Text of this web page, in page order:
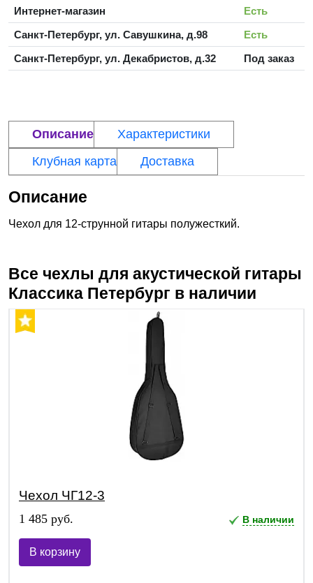
Интернет-магазин
Есть
Санкт-Петербург, ул. Савушкина, д.98
Есть
Санкт-Петербург, ул. Декабристов, д.32
Под заказ
Описание
Характеристики
Клубная карта
Доставка
Описание
Чехол для 12-струнной гитары полужесткий.
Все чехлы для акустической гитары
Классика Петербург в наличии
Чехол ЧГ12-3
1 485 руб. В наличии
В корзину